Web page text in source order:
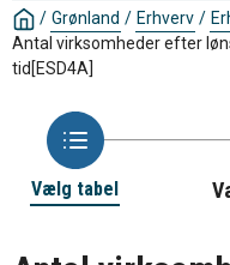
/ Grønland / Erhverv /
Antal virksomheder efter
tid [ESD4A]
Vælg tabel